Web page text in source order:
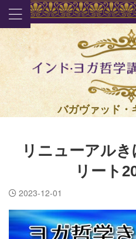
バガヴァッド・
リニューアル
リート
2023-12-01